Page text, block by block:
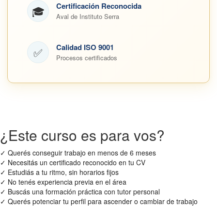
🎓 Certificación Reconocida
Aval de Instituto Serra
✅ Calidad ISO 9001
Procesos certificados
¿Este curso es para vos?
✓ Querés conseguir trabajo en menos de 6 meses
✓ Necesitás un certificado reconocido en tu CV
✓ Estudiás a tu ritmo, sin horarios fijos
✓ No tenés experiencia previa en el área
✓ Buscás una formación práctica con tutor personal
✓ Querés potenciar tu perfil para ascender o cambiar de trabajo